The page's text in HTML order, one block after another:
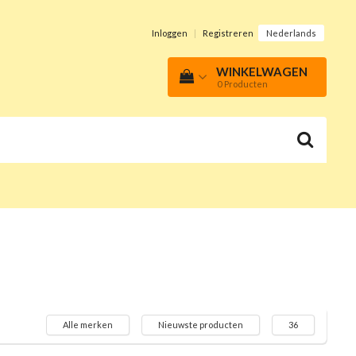
Inloggen | Registreren Nederlands
WINKELWAGEN
0 Producten
Alle merken Nieuwste producten 36